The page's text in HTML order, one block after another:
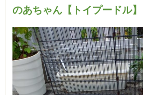
のあちゃん【トイプードル】